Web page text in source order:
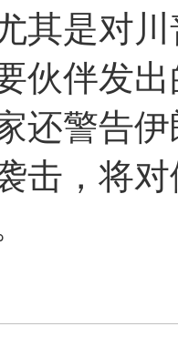
其是对
伙伴发
还警告
击，将